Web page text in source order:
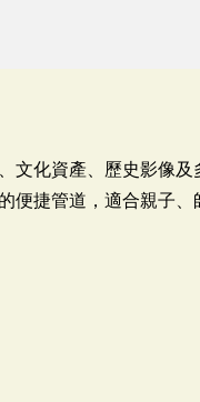
文化資產、歷史影像
便捷管道，適合親子、